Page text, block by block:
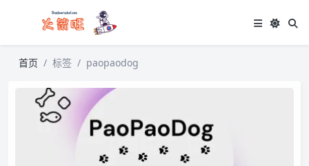
首页 标签 paopaodog